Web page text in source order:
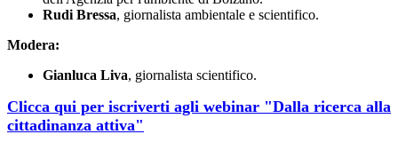
Rudi Bressa, giornalista ambientale e scientifico.
Modera:
Gianluca Liva, giornalista scientifico.
Clicca qui per iscriverti agli webinar "Dalla ricerca alla
cittadinanza attiva"